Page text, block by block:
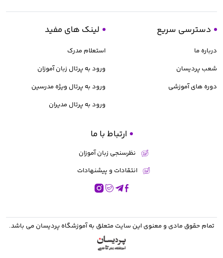
دسترسی سریع
درباره ما
شعب پردیسان
دوره های آموزشی
لینک های مفید
استعلام مدرک
ورود به پرتال زبان آموزان
ورود به پرتال ویژه مدرسین
ورود به پرتال مدیران
ارتباط با ما
نظرسنجی زبان آموزان
انتقادات و پیشنهادات
تمام حقوق مادی و معنوی این سایت متعلق بهآموزشگاه پردیسان می باشد.